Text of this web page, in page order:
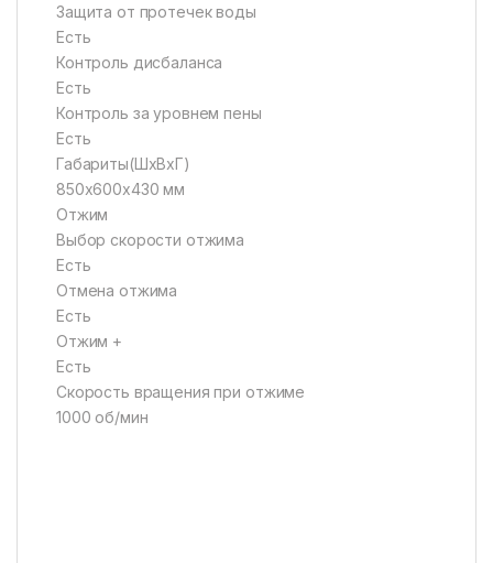
Защита от протечек воды
Есть
Контроль дисбаланса
Есть
Контроль за уровнем пены
Есть
Габариты(ШхВхГ)
850х600х430 мм
Отжим
Выбор скорости отжима
Есть
Отмена отжима
Есть
Отжим +
Есть
Скорость вращения при отжиме
1000 об/мин